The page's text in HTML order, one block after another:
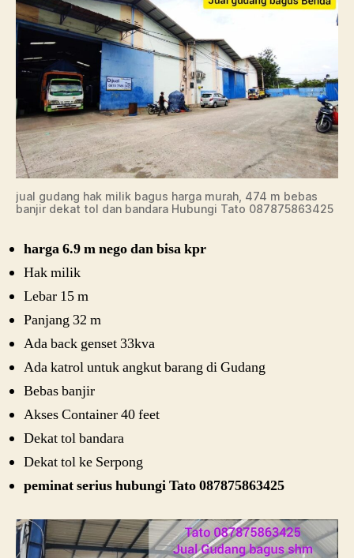
jual gudang hak milik bagus harga murah, 474 m bebas
banjir dekat tol dan bandara Hubungi Tato 087875863425
harga 6.9 m nego dan bisa kpr
Hak milik
Lebar 15 m
Panjang 32 m
Ada back genset 33kva
Ada katrol untuk angkut barang di Gudang
Bebas banjir
Akses Container 40 feet
Dekat tol bandara
Dekat tol ke Serpong
peminat serius hubungi Tato 087875863425